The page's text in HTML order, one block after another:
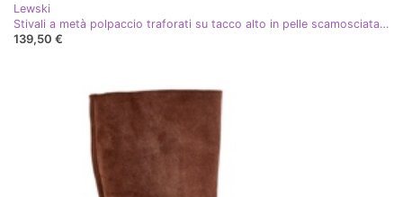
Lewski
Stivali a metà polpaccio traforati su tacco alto in pelle scamosciata Lewski 3609 Cappuccino beige
139,50 €